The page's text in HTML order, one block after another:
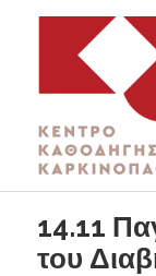
K3
ΚΕΝΤΡΟ
14.11
του